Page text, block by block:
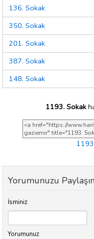
136. Sokak
350. Sokak
201. Sokak
387. Sokak
148. Sokak
1193. Sokak
Yorumunuzu
İsminiz
Yorumunuz